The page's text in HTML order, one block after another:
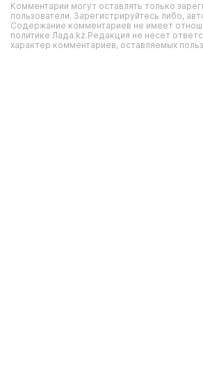
Комментарии могут оставлять только
пользователи. Зарегистрируйтесь либо,
Содержание комментариев не имеет
политике Лада.kz.Редакция не несет
характер комментариев, оставляемых